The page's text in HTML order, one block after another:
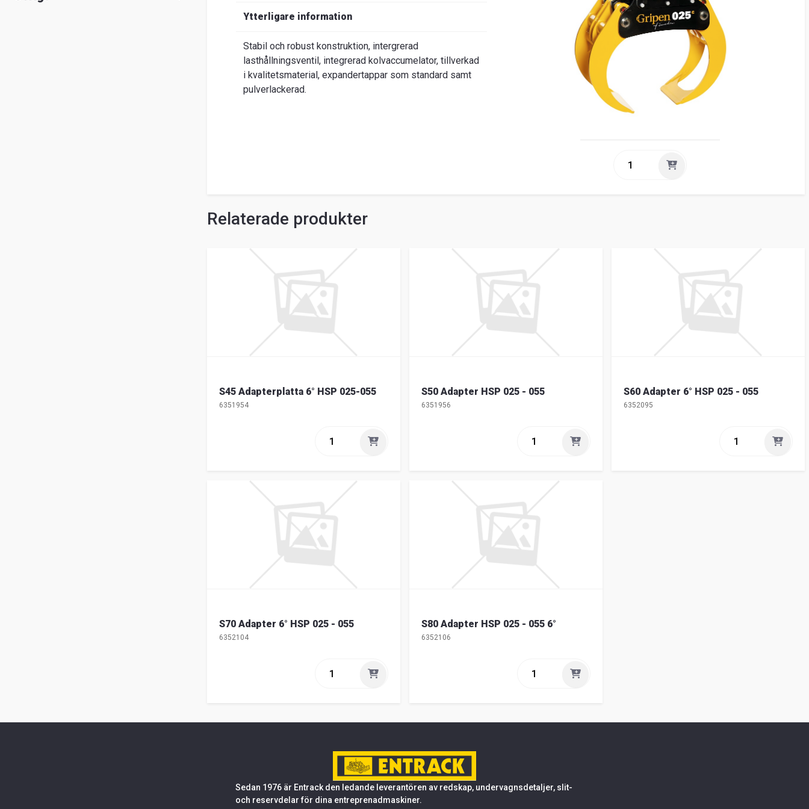
Ytterligare information
Stabil och robust konstruktion, intergrerad
lasthållningsventil, integrerad kolvaccumelator, tillverkad
i kvalitetsmaterial, expandertappar som standard samt
pulverlackerad.
Relaterade produkter
S45 Adapterplatta 6° HSP 025-055
6351954
S50 Adapter HSP 025 - 055
6351956
S60 Adapter 6° HSP 025 - 055
6352095
S70 Adapter 6° HSP 025 - 055
6352104
S80 Adapter HSP 025 - 055 6°
6352106
Sedan 1976 är Entrack den ledande leverantören av redskap, undervagnsdetaljer, slit-
och reservdelar för dina entreprenadmaskiner.